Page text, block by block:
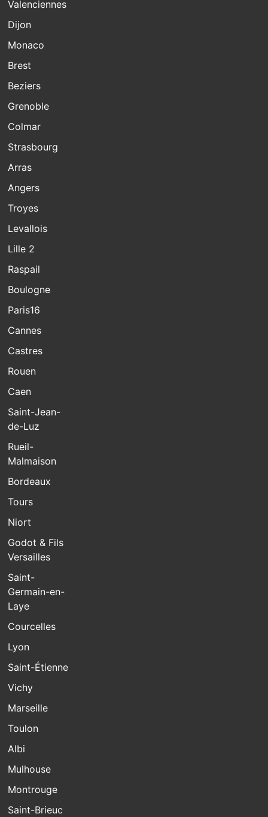
Valenciennes
Dijon
Monaco
Brest
Beziers
Grenoble
Colmar
Strasbourg
Arras
Angers
Troyes
Levallois
Lille 2
Raspail
Boulogne
Paris16
Cannes
Castres
Rouen
Caen
Saint-Jean-
de-Luz
Rueil-
Malmaison
Bordeaux
Tours
Niort
Godot & Fils
Versailles
Saint-
Germain-en-
Laye
Courcelles
Lyon
Saint-Étienne
Vichy
Marseille
Toulon
Albi
Mulhouse
Montrouge
Saint-Brieuc